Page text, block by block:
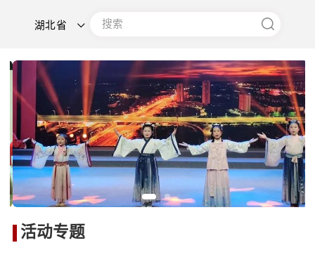
湖北省
活动专题